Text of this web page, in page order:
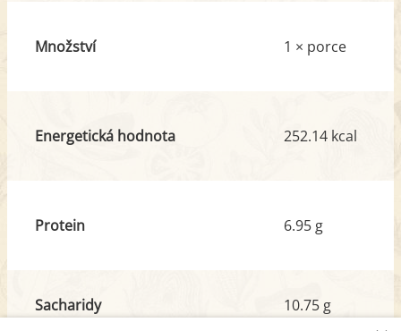
Množství 1 × porce
Energetická hodnota 252.14 kcal
Protein 6.95 g
Sacharidy
z toho cukr
10.75 g
11.08 g